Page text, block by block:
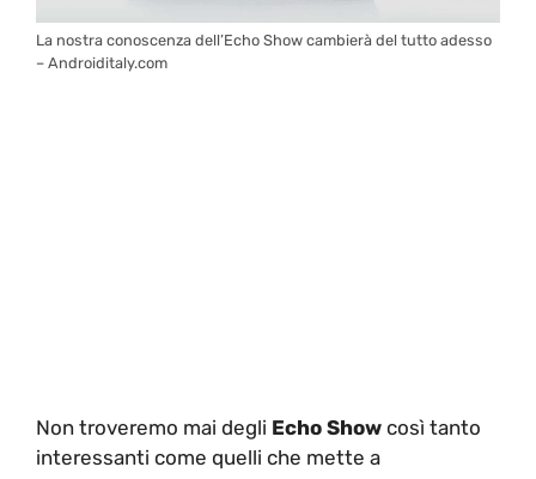
La nostra conoscenza dell’Echo Show cambierà del tutto adesso
– Androiditaly.com
Non troveremo mai degli Echo Show così tanto
interessanti come quelli che mette a